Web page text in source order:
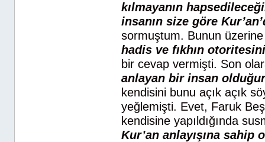
kılmayanın
insanın size göre
sormuştum. Bunun üzerine
hadis ve fıkhın
bir cevap vermişti. Son
anlayan bir insan
kendisini bunu açık açık
yeğlemişti. Evet, Faruk
kendisine yapıldığında
Kur’an anlayışına